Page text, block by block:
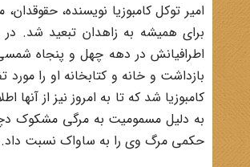
برای همیشه به زاهدان تبعید شد. در
اطرافیانش در دهه چهل و پنجاه
بازداشت و خانه و کتابخانه او را
به دلیل مسمومیت به مرگی مشکوک
حکمی مرگ وی را به ساواک نسبت داد.